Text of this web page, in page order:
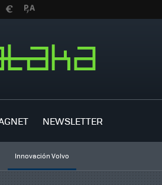
NEWSLETTER
Innovación Volvo